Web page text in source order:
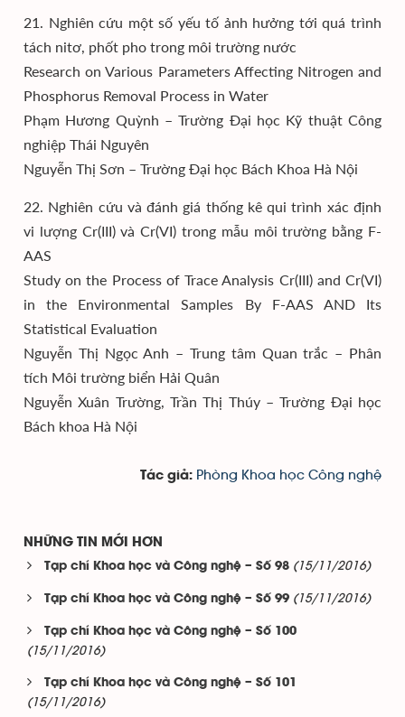
21. Nghiên cứu một số yếu tố ảnh hưởng tới quá trình
tách nitơ, phốt pho trong môi trường nước
Research on Various Parameters Affecting Nitrogen and
Phosphorus Removal Process in Water
Phạm Hương Quỳnh – Trường Đại học Kỹ thuật Công
nghiệp Thái Nguyên
Nguyễn Thị Sơn – Trường Đại học Bách Khoa Hà Nội
22. Nghiên cứu và đánh giá thống kê qui trình xác định
vi lượng Cr(III) và Cr(VI) trong mẫu môi trường bằng F-
AAS
Study on the Process of Trace Analysis Cr(III) and Cr(VI)
in the Environmental Samples By F-AAS AND Its
Statistical Evaluation
Nguyễn Thị Ngọc Anh – Trung tâm Quan trắc – Phân
tích Môi trường biển Hải Quân
Nguyễn Xuân Trường, Trần Thị Thúy – Trường Đại học
Bách khoa Hà Nội
Tác giả: Phòng Khoa học Công nghệ
NHỮNG TIN MỚI HƠN
Tạp chí Khoa học và Công nghệ – Số 98 (15/11/2016)
Tạp chí Khoa học và Công nghệ – Số 99 (15/11/2016)
Tạp chí Khoa học và Công nghệ – Số 100
(15/11/2016)
Tạp chí Khoa học và Công nghệ – Số 101
(15/11/2016)